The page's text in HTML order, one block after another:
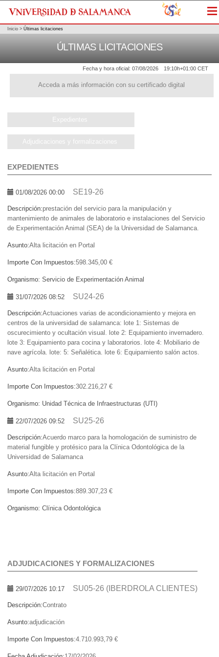
Fecha y hora oficial: 07/08/2026 19:10h+01:00 CET
Acceda a más información con su certificado digital
Inicio > Últimas licitaciones
ÚLTIMAS LICITACIONES
Expedientes
Adjudicaciones y formalizaciones
EXPEDIENTES
01/08/2026 00:00 SE19-26
Descripción:prestación del servicio para la manipulación y
mantenimiento de animales de laboratorio e instalaciones del Servicio
de Experimentación Animal (SEA) de la Universidad de Salamanca.
Asunto:Alta licitación en Portal
Importe Con Impuestos:598.345,00 €
Organismo: Servicio de Experimentación Animal
31/07/2026 08:52 SU24-26
Descripción:Actuaciones varias de acondicionamiento y mejora en
centros de la universidad de salamanca: lote 1: Sistemas de
oscurecimiento y ocultación visual. lote 2: Equipamiento invernadero.
lote 3: Equipamiento para cocina y laboratorios. lote 4: Mobiliario de
nave agrícola. lote: 5: Señalética. lote 6: Equipamiento salón actos.
Asunto:Alta licitación en Portal
Importe Con Impuestos:302.216,27 €
Organismo: Unidad Técnica de Infraestructuras (UTI)
22/07/2026 09:52 SU25-26
Descripción:Acuerdo marco para la homologación de suministro de
material fungible y protésico para la Clínica Odontológica de la
Universidad de Salamanca
Asunto:Alta licitación en Portal
Importe Con Impuestos:889.307,23 €
Organismo: Clínica Odontológica
ADJUDICACIONES Y FORMALIZACIONES
29/07/2026 10:17 SU05-26 (IBERDROLA CLIENTES)
Descripción:Contrato
Asunto:adjudicación
Importe Con Impuestos:4.710.993,79 €